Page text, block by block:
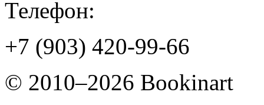
Телефон:
+7 (903) 420-99-66
© 2010–2026 Bookinart